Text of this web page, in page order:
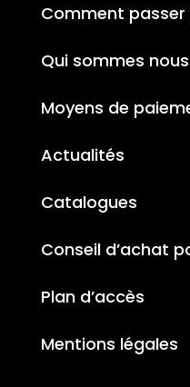
Comment
Qui sommes nous
Moyens de
Actualités
Catalogues
Conseil d’achat
Plan d’accès
Mentions légales